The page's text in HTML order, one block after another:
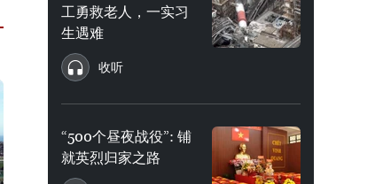
工勇救老人，一实习
生遇难
收听
“500个昼夜战役”: 铺
就英烈归家之路